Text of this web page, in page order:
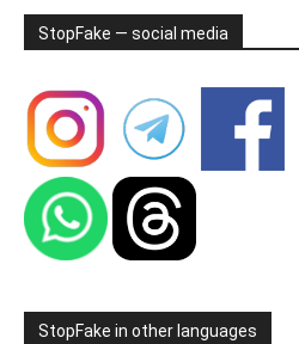
StopFake — social media
StopFake in other languages